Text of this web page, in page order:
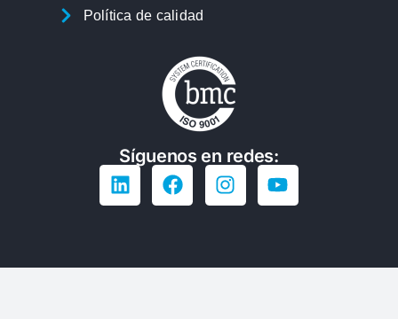
Política de calidad
Síguenos en redes: